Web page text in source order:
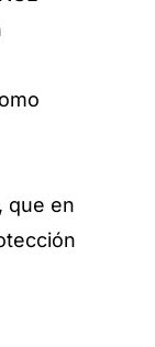
que en